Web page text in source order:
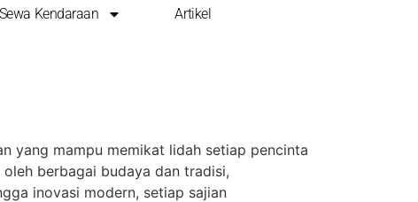
Sewa Kendaraan Artikel
Varian
yang mampu memikat lidah setiap pencinta
berbagai budaya dan tradisi,
inovasi modern, setiap sajian